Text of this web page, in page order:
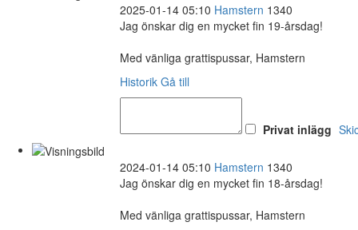
2025-01-14 05:10 Hamstern 1340
Jag önskar dig en mycket fin 19-årsdag!
Med vänliga grattispussar, Hamstern
Historik Gå till
Privat inlägg
2024-01-14 05:10 Hamstern 1340
Jag önskar dig en mycket fin 18-årsdag!
Med vänliga grattispussar, Hamstern